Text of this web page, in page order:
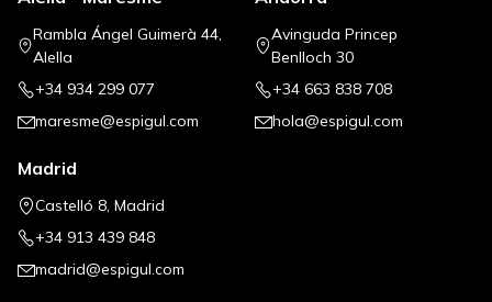
Rambla Ángel Guimerà 44,
Alella
+34 934 299 077
maresme@espigul.com
Avinguda Princep
Benlloch 30
+34 663 838 708
hola@espigul.com
Madrid
Castelló 8, Madrid
+34 913 439 848
madrid@espigul.com